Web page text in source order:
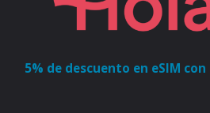
5% de descuento en eSIM con